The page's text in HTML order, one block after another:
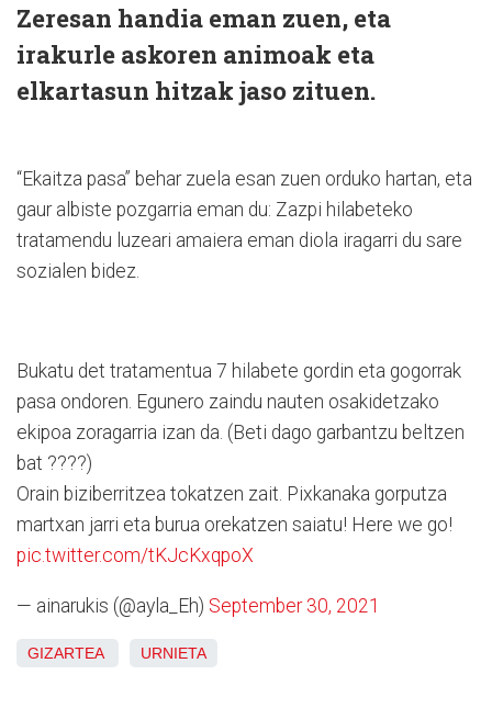
Zeresan handia eman zuen, eta
irakurle askoren animoak eta
elkartasun hitzak jaso zituen.
“Ekaitza pasa” behar zuela esan zuen orduko hartan, eta
gaur albiste pozgarria eman du: Zazpi hilabeteko
tratamendu luzeari amaiera eman diola iragarri du sare
sozialen bidez.
Bukatu det tratamentua 7 hilabete gordin eta gogorrak
pasa ondoren. Egunero zaindu nauten osakidetzako
ekipoa zoragarria izan da. (Beti dago garbantzu beltzen
bat ????)
Orain biziberritzea tokatzen zait. Pixkanaka gorputza
martxan jarri eta burua orekatzen saiatu! Here we go!
pic.twitter.com/tKJcKxqpoX
— ainarukis (@ayla_Eh) September 30, 2021
GIZARTEA URNIETA